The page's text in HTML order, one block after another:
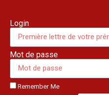
Login
Mot de passe
Remember Me